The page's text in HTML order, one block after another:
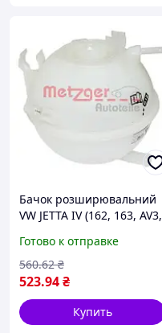
Бачок розширювальний
VW JETTA IV (162, 163, AV3,
04 2140148 (opt-om)
Готово к отправке
523.94₴
560.62 ₴
Купить